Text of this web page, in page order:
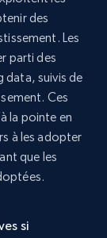
des
Les
parti des
data, suivis de
Ces
la pointe en
à les adopter
que les
si